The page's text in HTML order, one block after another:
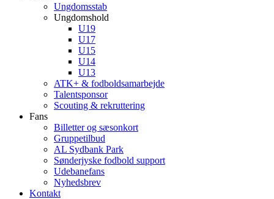
Ungdomsstab
Ungdomshold
U19
U17
U15
U14
U13
ATK+ & fodboldsamarbejde
Talentsponsor
Scouting & rekruttering
Fans
Billetter og sæsonkort
Gruppetilbud
AL Sydbank Park
Sønderjyske fodbold support
Udebanefans
Nyhedsbrev
Kontakt